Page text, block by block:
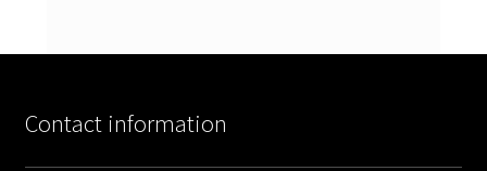
Contact information